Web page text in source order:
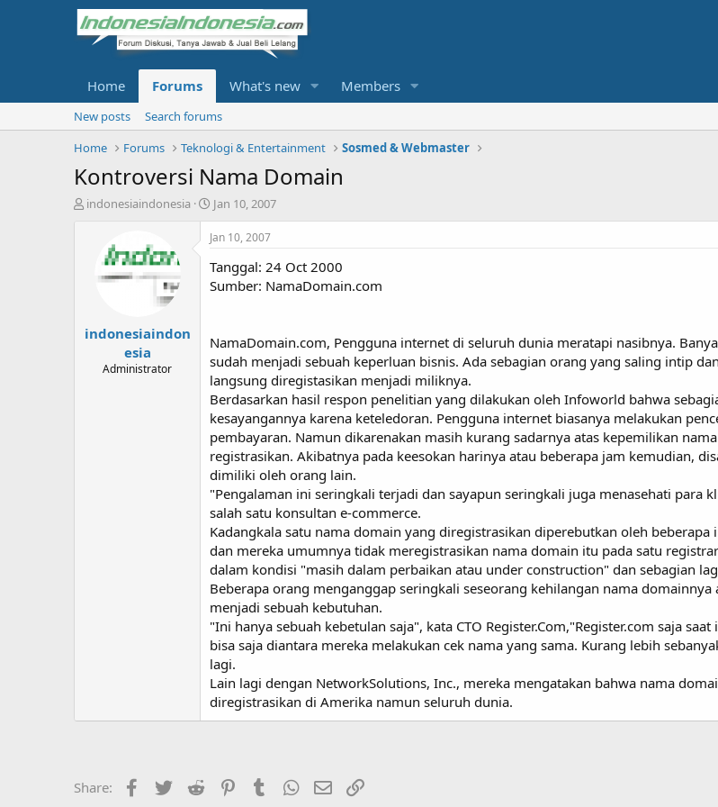
Home Forums What's new Members
New posts
Search forums
Home
Forums Teknologi & Entertainment Sosmed & Webmaster
Kontroversi Nama Domain
T
a
indonesiaindonesia
S
t
a
t
d
Jan 10, 2007
indonesiaindon
esia
Administrator
Jan 10, 2007
Tanggal: 24 Oct 2000
Sumber: NamaDomain.com
NamaDomain.com, Pengguna internet di seluruh dunia meratapi nasibnya.
sudah menjadi sebuah keperluan bisnis. Ada sebagian orang yang saling intip
langsung diregistasikan menjadi miliknya.
Berdasarkan hasil respon penelitian yang dilakukan oleh Infoworld bahwa
kesayangannya karena keteledoran. Pengguna internet biasanya melakukan
pembayaran. Namun dikarenakan masih kurang sadarnya atas kepemilikan
registrasikan. Akibatnya pada keesokan harinya atau beberapa jam kemudian,
dimiliki oleh orang lain.
"Pengalaman ini seringkali terjadi dan sayapun seringkali juga menasehati para
salah satu konsultan e-commerce.
Kadangkala satu nama domain yang diregistrasikan diperebutkan oleh
dan mereka umumnya tidak meregistrasikan nama domain itu pada satu
dalam kondisi "masih dalam perbaikan atau under construction" dan sebagian
Beberapa orang menganggap seringkali seseorang kehilangan nama
menjadi sebuah kebutuhan.
"Ini hanya sebuah kebetulan saja", kata CTO Register.Com,"Register.com saja
bisa saja diantara mereka melakukan cek nama yang sama. Kurang lebih
lagi.
Lain lagi dengan NetworkSolutions, Inc., mereka mengatakan bahwa nama
diregistrasikan di Amerika namun seluruh dunia.
Share: Facebook
Twitter Reddit PinterestTumblrWhatsApp
Email